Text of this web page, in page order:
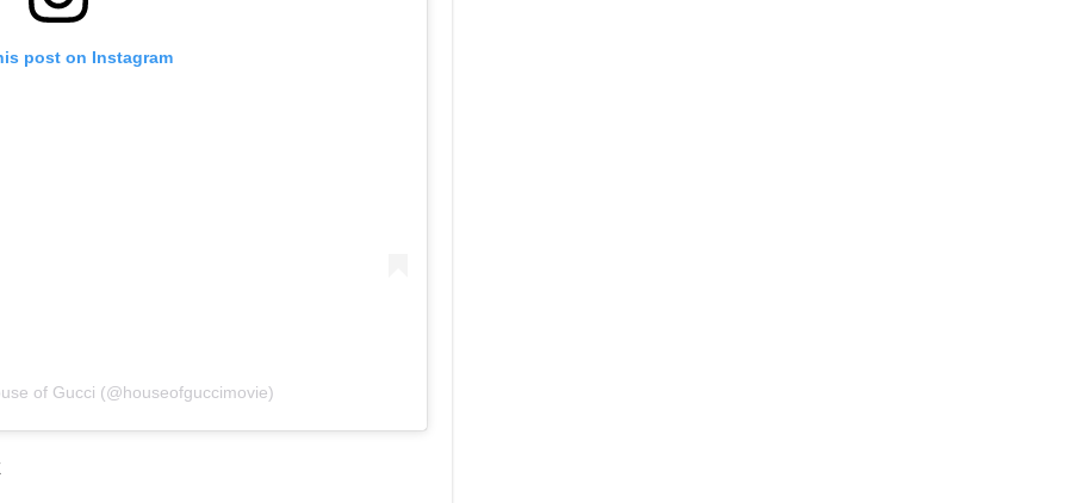
post on Instagram
of Gucci (@houseofguccimovie)